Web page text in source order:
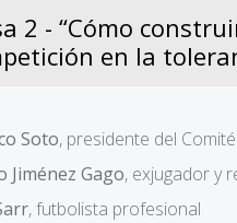
2 - “Cómo
en la
Soto, presidente del
Jiménez Gago, exjugador y
, futbolista profesional